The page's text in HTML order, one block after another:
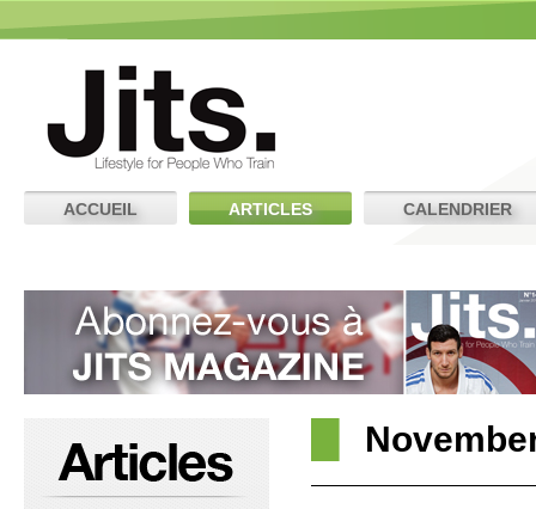
ACCUEIL ARTICLES CALENDRIER